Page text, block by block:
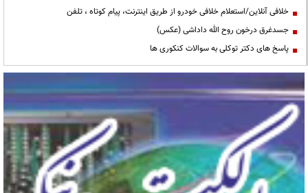
خلافی آنلاین/استعلام خلافی خودرو از طریق اینترنت، پیام کوتاه ، تلفن
جسدغرق درخون روح الله داداشی (عکس)
پاسخ های دکتر توکلی به سوالات کنکوری ها